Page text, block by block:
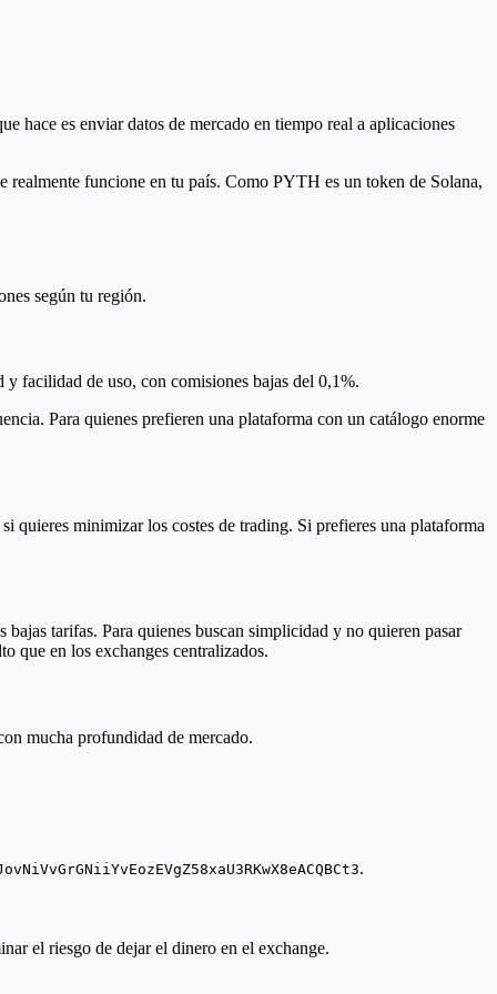
hace es enviar datos de mercado en tiempo real a aplicaciones
funcione en tu país. Como PYTH es un token de Solana,
según tu región.
facilidad de uso, con comisiones bajas del 0,1%.
Para quienes prefieren una plataforma con un catálogo enorme
quieres minimizar los costes de trading. Si prefieres una plataforma
bajas tarifas. Para quienes buscan simplicidad y no quieren pasar
que en los exchanges centralizados.
mucha profundidad de mercado.
.
el riesgo de dejar el dinero en el exchange.